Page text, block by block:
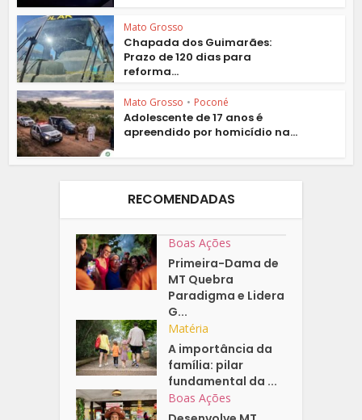
Mato Grosso
Chapada dos Guimarães:
Prazo de 120 dias para
reforma...
Mato Grosso • Poconé
Adolescente de 17 anos é
apreendido por homicídio na...
RECOMENDADAS
Boas Ações
Primeira-Dama de
MT Quebra
Paradigma e Lidera
G...
Matéria
A importância da
família: pilar
fundamental da ...
Boas Ações